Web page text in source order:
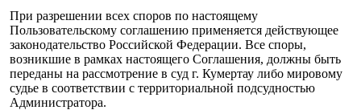
При разрешении всех споров по настоящему
Пользовательскому соглашению применяется действующее
законодательство Российской Федерации. Все споры,
возникшие в рамках настоящего Соглашения, должны быть
переданы на рассмотрение в суд г. Кумертау либо мировому
судье в соответствии с территориальной подсудностью
Администратора.